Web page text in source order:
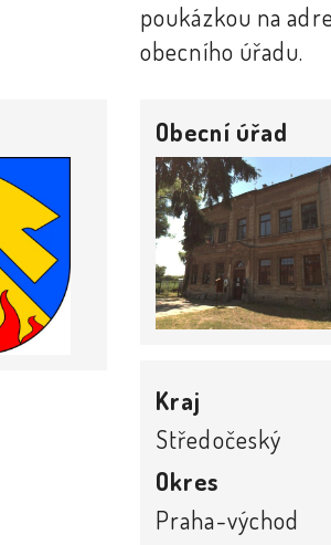
poukázkou na
obecního úřadu.
Obecní úřad
Kraj
Středočeský
Okres
Praha-východ